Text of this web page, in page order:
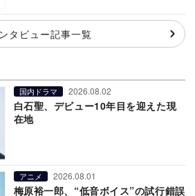
タビュー記事一覧
国内ドラマ 2026.08.02
白石聖、デビュー10年目を迎えた現
在地
アニメ 2026.08.01
梅原裕一郎、“低音ボイス”の試行錯誤